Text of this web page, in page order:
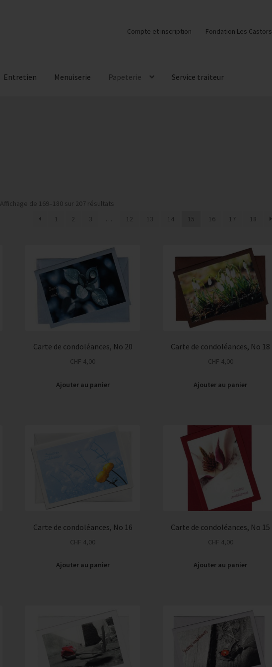
Compte et inscription Fondation Les Castors
Entretien Menuiserie Papeterie Service traiteur
Affichage de 169–180 sur 207 résultatsTrié
plus
ancien
1 2 3 12 13 14 15 16 17 18
Carte de condoléances, No 20
CHF 4,00
Ajouter au panier
Carte de condoléances, No 18
CHF 4,00
Ajouter au panier
Carte de condoléances, No 16
CHF 4,00
Ajouter au panier
Carte de condoléances, No 15
CHF 4,00
Ajouter au panier